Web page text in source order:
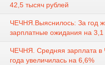
42,5 тысяч рублей
ЧЕЧНЯ.Выяснилось: За год
зарплатные ожидания на 3,1
ЧЕЧНЯ. Средняя зарплата в
года увеличилась на 6,6%